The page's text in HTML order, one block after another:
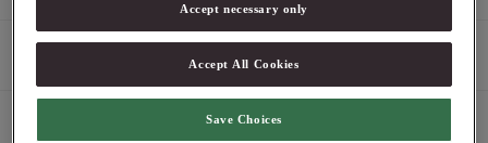
Accept necessary only
Accept All Cookies
Save Choices